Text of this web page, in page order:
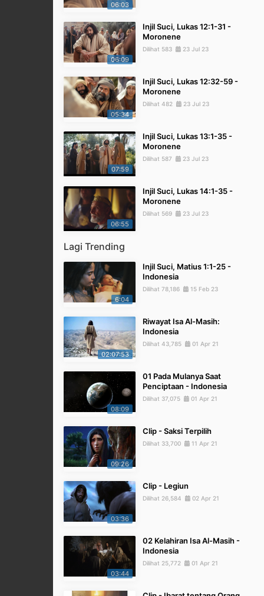
06:03
06:09
Injil Suci, Lukas 12:1-31 -
Moronene
Dilihat 583 23 Jul 23
05:34
Injil Suci, Lukas 12:32-59 -
Moronene
Dilihat 482 23 Jul 23
07:59
Injil Suci, Lukas 13:1-35 -
Moronene
Dilihat 587 23 Jul 23
06:55
Injil Suci, Lukas 14:1-35 -
Moronene
Dilihat 569 23 Jul 23
Lagi Trending
6:04
Injil Suci, Matius 1:1-25 -
Indonesia
Dilihat 78,186 15 Feb 23
02:07:53
Riwayat Isa Al-Masih:
Indonesia
Dilihat 43,785 01 Apr 21
08:09
01 Pada Mulanya Saat
Penciptaan - Indonesia
Dilihat 37,075 01 Apr 21
09:26
Clip - Saksi Terpilih
Dilihat 33,700 11 Apr 21
03:36
Clip - Legiun
Dilihat 26,584 02 Apr 21
03:44
02 Kelahiran Isa Al-Masih -
Indonesia
Dilihat 25,772 01 Apr 21